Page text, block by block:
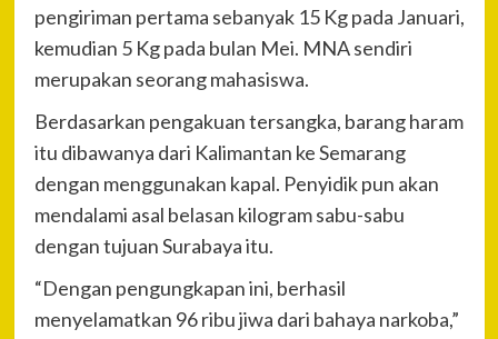
pengiriman pertama sebanyak 15 Kg pada Januari,
kemudian 5 Kg pada bulan Mei. MNA sendiri
merupakan seorang mahasiswa.
Berdasarkan pengakuan tersangka, barang haram
itu dibawanya dari Kalimantan ke Semarang
dengan menggunakan kapal. Penyidik pun akan
mendalami asal belasan kilogram sabu-sabu
dengan tujuan Surabaya itu.
“Dengan pengungkapan ini, berhasil
menyelamatkan 96 ribu jiwa dari bahaya narkoba,”